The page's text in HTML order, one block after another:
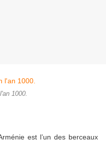
1000.
est l’un des berceaux